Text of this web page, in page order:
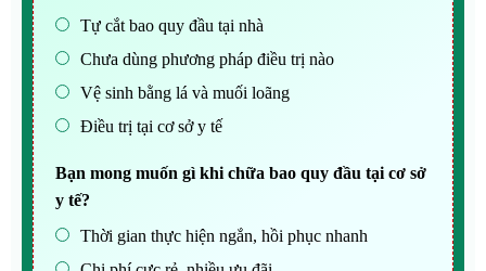
Tự cắt bao quy đầu tại nhà
Chưa dùng phương pháp điều trị nào
Vệ sinh bằng lá và muối loãng
Điều trị tại cơ sở y tế
Bạn mong muốn gì khi chữa bao quy đầu tại cơ sở
y tế?
Thời gian thực hiện ngắn, hồi phục nhanh